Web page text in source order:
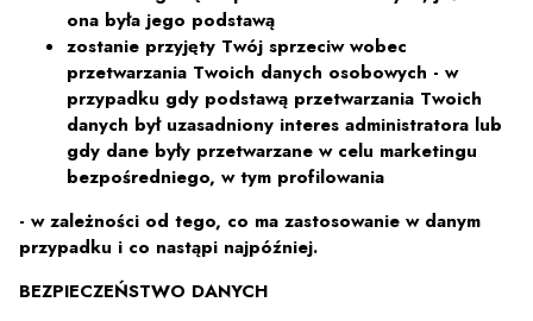
ona była jego podstawą
zostanie przyjęty Twój sprzeciw wobec
przetwarzania Twoich danych osobowych - w
przypadku gdy podstawą przetwarzania Twoich
danych był uzasadniony interes administratora lub
gdy dane były przetwarzane w celu marketingu
bezpośredniego, w tym profilowania
- w zależności od tego, co ma zastosowanie w danym
przypadku i co nastąpi najpóźniej.
BEZPIECZEŃSTWO DANYCH